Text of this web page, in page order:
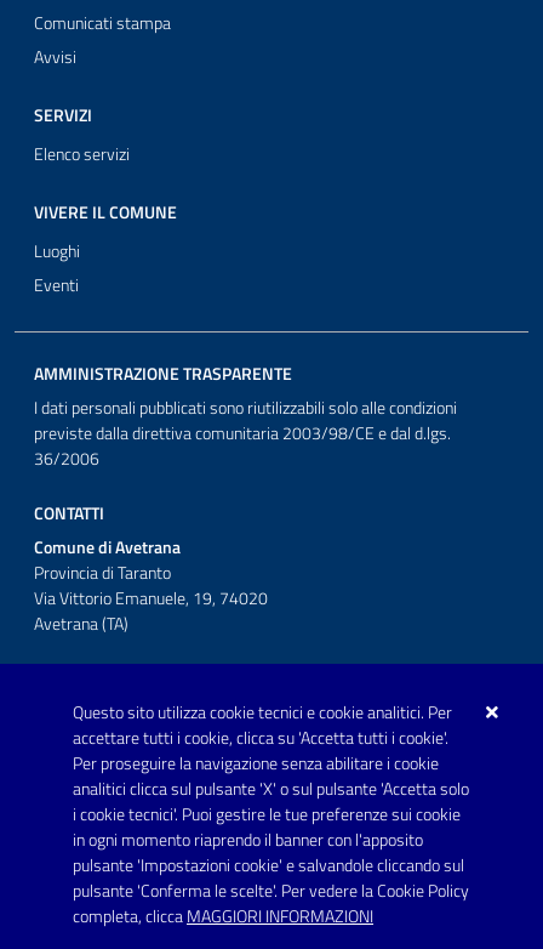
Questo sito utilizza cookie tecnici e cookie analitici. Per
accettare tutti i cookie, clicca su 'Accetta tutti i cookie'.
Per proseguire la navigazione senza abilitare i cookie
analitici clicca sul pulsante 'X' o sul pulsante 'Accetta solo
i cookie tecnici'. Puoi gestire le tue preferenze sui cookie
in ogni momento riaprendo il banner con l'apposito
pulsante 'Impostazioni cookie' e salvandole cliccando sul
pulsante 'Conferma le scelte'. Per vedere la Cookie Policy
completa, cliccaMAGGIORI INFORMAZIONI
Comunicati stampa
Avvisi
SERVIZI
Elenco servizi
VIVERE IL COMUNE
Luoghi
Eventi
AMMINISTRAZIONE TRASPARENTE
I dati personali pubblicati sono riutilizzabili solo alle condizioni
previste dalla direttiva comunitaria 2003/98/CE e dal d.lgs.
36/2006
CONTATTI
Comune di Avetrana
Provincia di Taranto
Via Vittorio Emanuele, 19, 74020
Avetrana (TA)
Telefono: 0999707766
Fax: 0999704336
Posta Elettronica Certificata:
prot.comune.avetrana@pec.rupar.puglia.it
Link utili
Informativa privacy